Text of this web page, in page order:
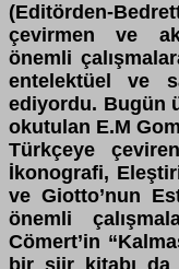
(Editörden-
çevirmen ve
önemli
entelektüel ve
ediyordu. Bugün
okutulan E.M
Türkçeye
İkonografi,
ve Giotto’nun
önemli
Cömert’in